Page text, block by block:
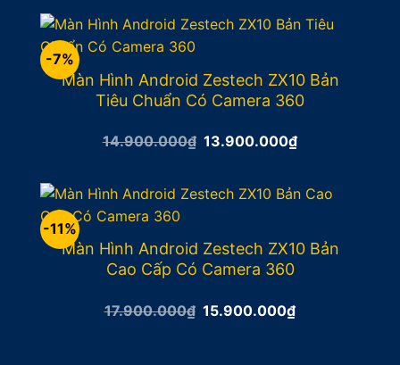
12.900.000₫.
11.900.000₫.
-7%
Màn Hình Android Zestech ZX10 Bản
Tiêu Chuẩn Có Camera 360
14.900.000₫ Giá
14.900.000₫.
13.900.000₫Giá
13.900.000₫.
-11%
Màn Hình Android Zestech ZX10 Bản
Cao Cấp Có Camera 360
17.900.000₫ Giá
15.900.000₫Giá